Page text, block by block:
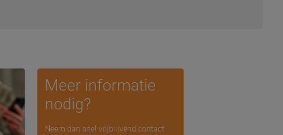
Meer informatie
nodig?
Neem dan snel vrijblijvend contact